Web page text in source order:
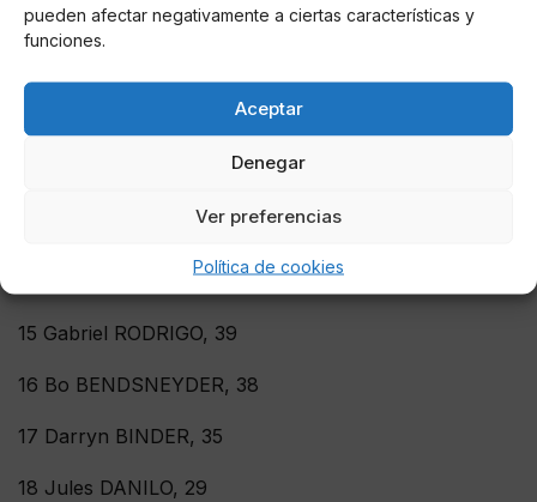
pueden afectar negativamente a ciertas características y
funciones.
Aceptar
Denegar
Ver preferencias
Política de cookies
9 Enea BASTIANINI, 85
11 Juanfran GUEVARA, 71
14 Tatsuki SUZUKI, 43
15 Gabriel RODRIGO, 39
16 Bo BENDSNEYDER, 38
17 Darryn BINDER, 35
18 Jules DANILO, 29